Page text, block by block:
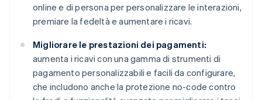
online e di persona per personalizzare le interazioni,
premiare la fedeltà e aumentare i ricavi.
Migliorare le prestazioni dei pagamenti:
aumenta i ricavi con una gamma di strumenti di
pagamento personalizzabili e facili da configurare,
che includono anche la protezione no-code contro